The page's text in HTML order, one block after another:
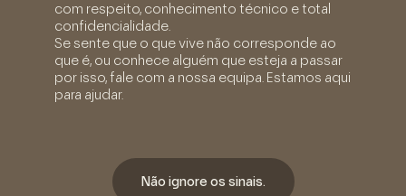
com respeito, conhecimento técnico e total
confidencialidade.
Se sente que o que vive não corresponde ao
que é, ou conhece alguém que esteja a passar
por isso, fale com a nossa equipa. Estamos aqui
para ajudar.
Não ignore os sinais.